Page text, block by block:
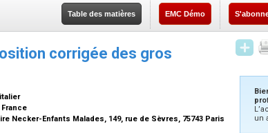
Table des matières EMC Démo
corrigée des gros
Necker-Enfants Malades, 149, rue de Sèvres, 75743 Paris
un